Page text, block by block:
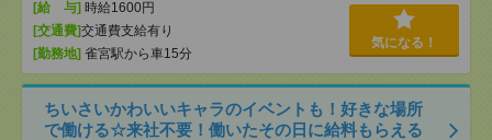
[給 与] 時給1600円
[交通費]交通費支給有り
[勤務地] 雀宮駅から車15分
気になる！
ちいさいかわいいキャラのイベントも！好きな場所
で働ける☆来社不要！働いたその日に給料もらえる